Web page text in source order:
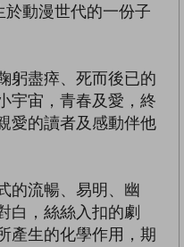
動漫世代的一份子
躬盡瘁、死而後已的
宇宙，青春及愛，終
愛的讀者及感動伴他
的流暢、易明、幽
白，絲絲入扣的劇
產生的化學作用，期